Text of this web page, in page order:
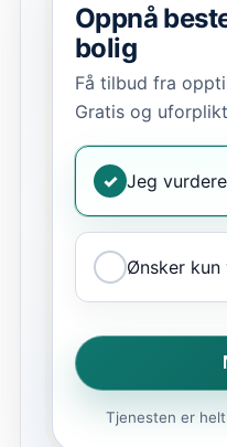
Oppnå
bolig
Få tilbud fra
Gratis og
✓ Jeg
Ønsker kun
Tjenesten er